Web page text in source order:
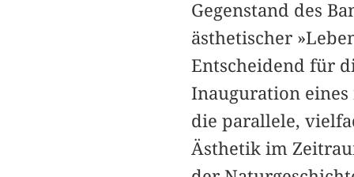
Gegenstand des
ästhetischer
Entscheidend für
Inauguration eines
die parallele,
Ästhetik im